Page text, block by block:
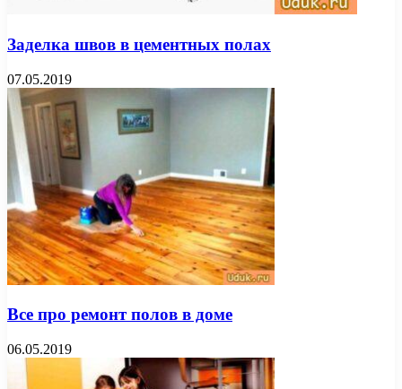
Заделка швов в цементных полах
07.05.2019
Все про ремонт полов в доме
06.05.2019